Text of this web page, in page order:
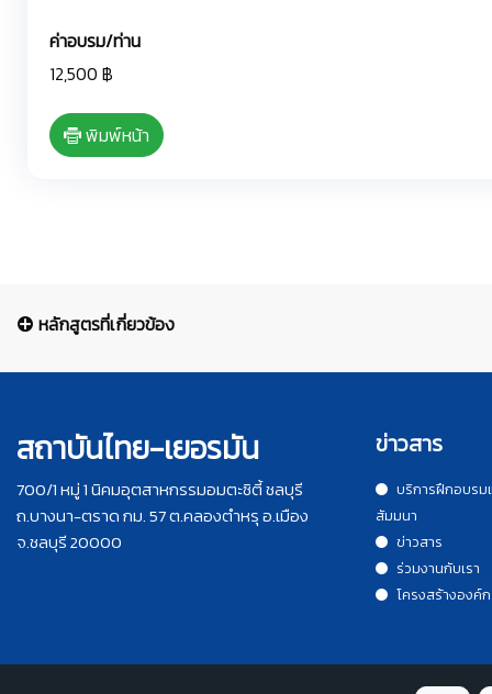
ค่าอบรม/ท่าน
12,500 ฿
พิมพ์หน้า
หลักสูตรที่เกี่ยวข้อง
สถาบันไทย-เยอรมัน
700/1 หมู่ 1 นิคมอุตสาหกรรมอมตะซิตี้ ชลบุรี
ถ.บางนา-ตราด กม. 57 ต.คลองตำหรุ อ.เมือง
จ.ชลบุรี 20000
ข่าวสาร
บริการฝึกอบรม
สัมมนา
ข่าวสาร
ร่วมงานกับเรา
โครงสร้างองค์